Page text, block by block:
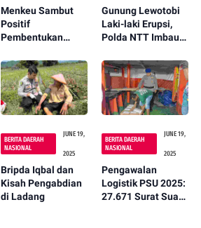
Menkeu Sambut
Positif
Pembentukan
Optimalisasi
Penerimaan
Negara Yang di
Bentuk Polri
Gunung Lewotobi
Laki-laki Erupsi,
Polda NTT Imbau
Tingkatkan
Kewaspadaan
BERITA DAERAH
NASIONAL
JUNE 19,
2025
Bripda Iqbal dan
Kisah Pengabdian
di Ladang
BERITA DAERAH
NASIONAL
JUNE 19,
2025
Pengawalan
Logistik PSU 2025:
27.671 Surat Suara